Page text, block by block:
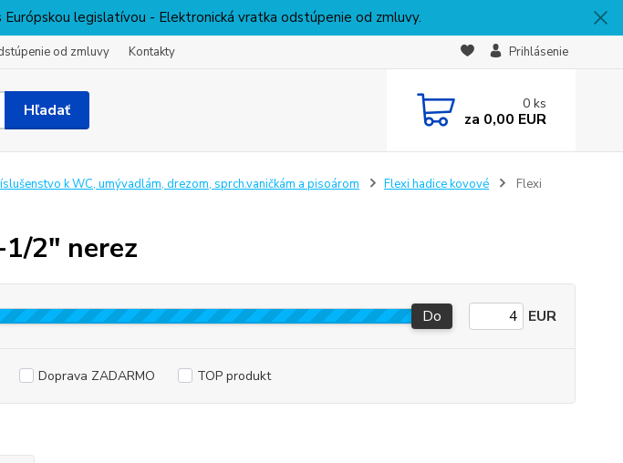
legislatívou - Elektronická vratka odstúpenie od zmluvy.
od zmluvy Kontakty Prihlásenie
Hľadať 0 ks
za 0,00 EUR
k WC, umývadlám, drezom, sprch.vaničkám a pisoárom Flexi hadice kovové
Flexi
2" nerez
Do EUR
Doprava ZADARMO TOP produkt